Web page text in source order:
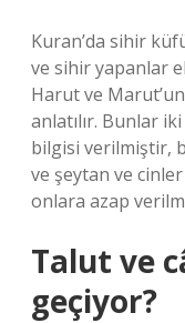
Kuran’da sihir
ve sihir yapanlar
Harut ve
anlatılır. Bunlar
bilgisi verilmiştir,
ve şeytan ve
onlara azap
Talut ve
geçiyor?